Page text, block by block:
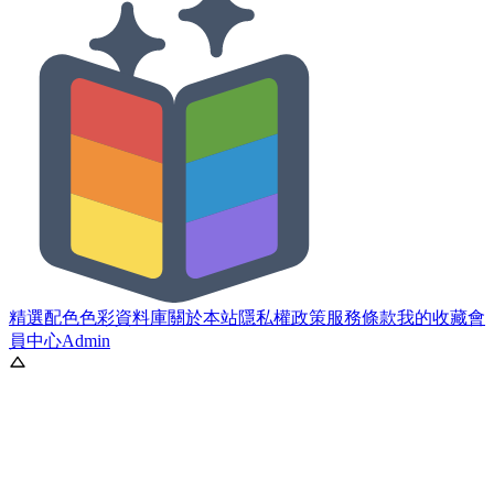
精選配色色彩資料庫關於本站隱私權政策服務條款我的收藏會
員中心Admin